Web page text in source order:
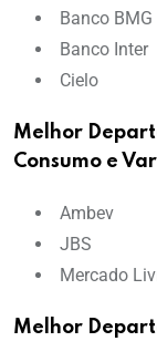
Banco BMG
Banco Inter
Cielo
Melhor
Consumo e
Ambev
JBS
Mercado
Melhor